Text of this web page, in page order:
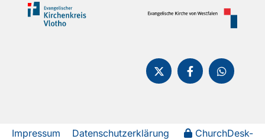
Impressum Datenschutzerklärung ChurchDesk-